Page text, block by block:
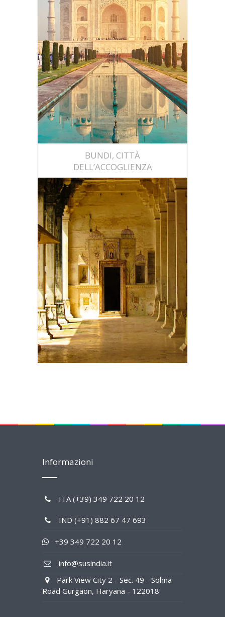
Scopri
IL TAJ MAHAL DI AGRA
BUNDI, CITTÀ
DELL’ACCOGLIENZA
Scopri
VIAGGIO A BUNDI, CITTÀ
DELL’ACCOGLIENZA NEL
RAJASTHAN
Informazioni
ITA (+39) 349 722 20 12
IND (+91) 882 67 47 693
+39 349 722 20 12
info@susindia.it
Park View City 2 - Sec. 49 - Sohna
Road Gurgaon, Haryana - 122018